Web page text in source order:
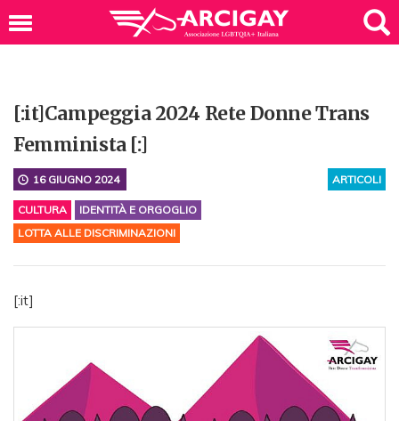
[:it]Campeggia 2024 Rete Donne Trans
Femminista [:]
ARTICOLI
16 GIUGNO 2024
CULTURA
IDENTITÀ E ORGOGLIO
LOTTA ALLE DISCRIMINAZIONI
[:it]